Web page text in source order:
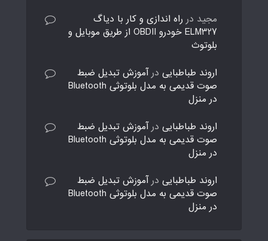
مجید در راه اندازی و کار با دیاگ
ELM327 خودرو OBDII از طریق موبایل و
بلوتوث
اروند طباطبایی درآموزش تبدیل ضبط
صوت قدیمی به مدل بلوتوثی Bluetooth
در منزل
اروند طباطبایی درآموزش تبدیل ضبط
صوت قدیمی به مدل بلوتوثی Bluetooth
در منزل
اروند طباطبایی درآموزش تبدیل ضبط
صوت قدیمی به مدل بلوتوثی Bluetooth
در منزل